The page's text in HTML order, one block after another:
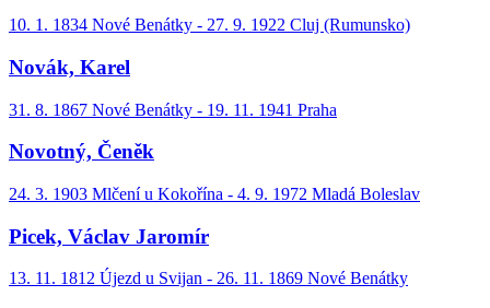
10. 1. 1834 Nové Benátky - 27. 9. 1922 Cluj (Rumunsko)
Novák, Karel
31. 8. 1867 Nové Benátky - 19. 11. 1941 Praha
Novotný, Čeněk
24. 3. 1903 Mlčení u Kokořína - 4. 9. 1972 Mladá Boleslav
Picek, Václav Jaromír
13. 11. 1812 Újezd u Svijan - 26. 11. 1869 Nové Benátky